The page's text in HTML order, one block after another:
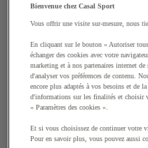
Bienvenue chez Casal Sport
Vous offrir une visite sur-mesure, nous
En cliquant sur le bouton « Autoriser
échanger des cookies avec votre
marketing et à nos partenaires internet
d'analyser vos préférences de contenu.
encore plus adaptés à vos besoins et de
d'informations sur les finalités et choisir
« Paramètres des cookies ».
Et si vous choisissez de continuer votre
Pour en savoir plus, vous pouvez aussi